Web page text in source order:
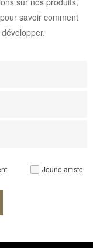
savoir comment
Jeune artiste